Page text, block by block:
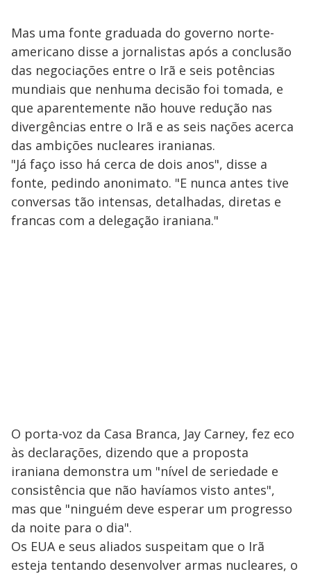
Mas uma fonte graduada do governo norte-
americano disse a jornalistas após a conclusão
das negociações entre o Irã e seis potências
mundiais que nenhuma decisão foi tomada, e
que aparentemente não houve redução nas
divergências entre o Irã e as seis nações acerca
das ambições nucleares iranianas.
"Já faço isso há cerca de dois anos", disse a
fonte, pedindo anonimato. "E nunca antes tive
conversas tão intensas, detalhadas, diretas e
francas com a delegação iraniana."
O porta-voz da Casa Branca, Jay Carney, fez eco
às declarações, dizendo que a proposta
iraniana demonstra um "nível de seriedade e
consistência que não havíamos visto antes",
mas que "ninguém deve esperar um progresso
da noite para o dia".
Os EUA e seus aliados suspeitam que o Irã
esteja tentando desenvolver armas nucleares, o